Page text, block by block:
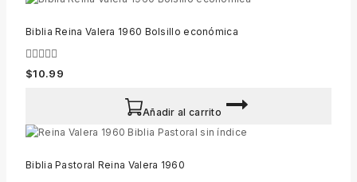
Biblia Reina Valera 1960 Bolsillo económica
0
out
$10.99
Añadir al carrito
Biblia Pastoral Reina Valera 1960